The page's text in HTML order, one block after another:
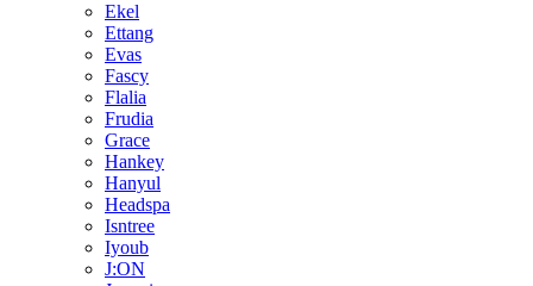
Ekel
Ettang
Evas
Fascy
Flalia
Frudia
Grace
Hankey
Hanyul
Headspa
Isntree
Iyoub
J:ON